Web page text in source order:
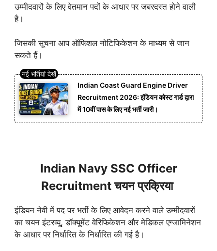
उम्मीदवारों के लिए वेतमान पदों के आधार पर जबरदस्त होने वाली
है।
जिसकी सूचना आप ऑफिशल नोटिफिकेशन के माध्यम से जान
सकते हैं।
Indian Coast Guard Engine Driver
Recruitment 2026: इंडियन कोस्ट गार्ड द्वारा
में 10वीं पास के लिए नई भर्ती जारी।
Indian Navy SSC Officer
Recruitment चयन प्रक्रिया
इंडियन नेवी में पद पर भर्ती के लिए आवेदन करने वाले उम्मीदवारों
का चयन इंटरव्यू, डॉक्यूमेंट वेरिफिकेशन और मेडिकल एग्जामिनेशन
के आधार पर निर्धारित के निर्धारित की गई है।